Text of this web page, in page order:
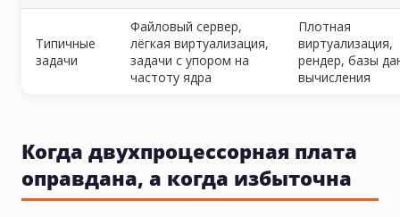
Типичные
задачи
Файловый сервер,
лёгкая виртуализация,
задачи с упором на
частоту ядра
Плотная
виртуализация,
рендер, базы
вычисления
Когда двухпроцессорная плата
оправдана, а когда избыточна